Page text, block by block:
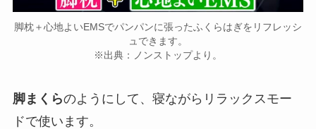
脚枕＋心地よいEMSでパンパンに張ったふくらはぎをリフレッシ
ュできます。
※出典：ノンストップより。
脚まくらのようにして、寝ながらリラックスモー
ドで使います。